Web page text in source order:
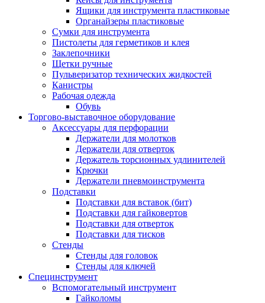
Ящики для инструмента пластиковые
Органайзеры пластиковые
Сумки для инструмента
Пистолеты для герметиков и клея
Заклепочники
Щетки ручные
Пульверизатор технических жидкостей
Канистры
Рабочая одежда
Обувь
Торгово-выставочное оборудование
Аксессуары для перфорации
Держатели для молотков
Держатели для отверток
Держатель торсионных удлинителей
Крючки
Держатели пневмоинструмента
Подставки
Подставки для вставок (бит)
Подставки для гайковертов
Подставки для отверток
Подставки для тисков
Стенды
Стенды для головок
Стенды для ключей
Специнструмент
Вспомогательный инструмент
Гайколомы